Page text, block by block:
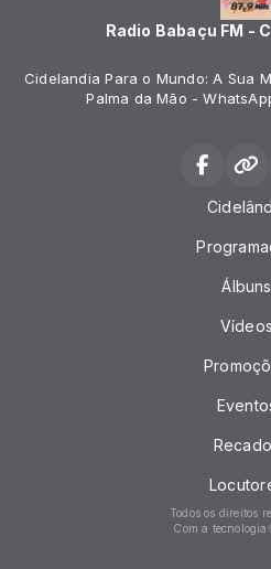
Radio Babaçu FM -
Cidelandia Para o Mundo: A Sua
Palma da Mão -
Álbuns
Vídeos
Todos os direitos
Com a tecnologia